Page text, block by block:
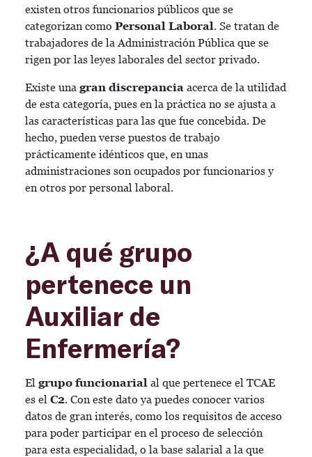
existen otros funcionarios públicos que se
categorizan como Personal Laboral. Se tratan de
trabajadores de la Administración Pública que se
rigen por las leyes laborales del sector privado.
Existe una gran discrepancia acerca de la utilidad
de esta categoría, pues en la práctica no se ajusta a
las características para las que fue concebida. De
hecho, pueden verse puestos de trabajo
prácticamente idénticos que, en unas
administraciones son ocupados por funcionarios y
en otros por personal laboral.
¿A qué grupo
pertenece un
Auxiliar de
Enfermería?
El grupo funcionarial al que pertenece el TCAE
es el C2. Con este dato ya puedes conocer varios
datos de gran interés, como los requisitos de acceso
para poder participar en el proceso de selección
para esta especialidad, o la base salarial a la que